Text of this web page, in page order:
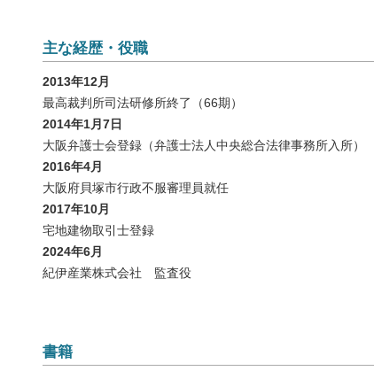
主な経歴・役職
2013年12月
最高裁判所司法研修所終了（66期）
2014年1月7日
大阪弁護士会登録（弁護士法人中央総合法律事務所入所）
2016年4月
大阪府貝塚市行政不服審理員就任
2017年10月
宅地建物取引士登録
2024年6月
紀伊産業株式会社 監査役
書籍